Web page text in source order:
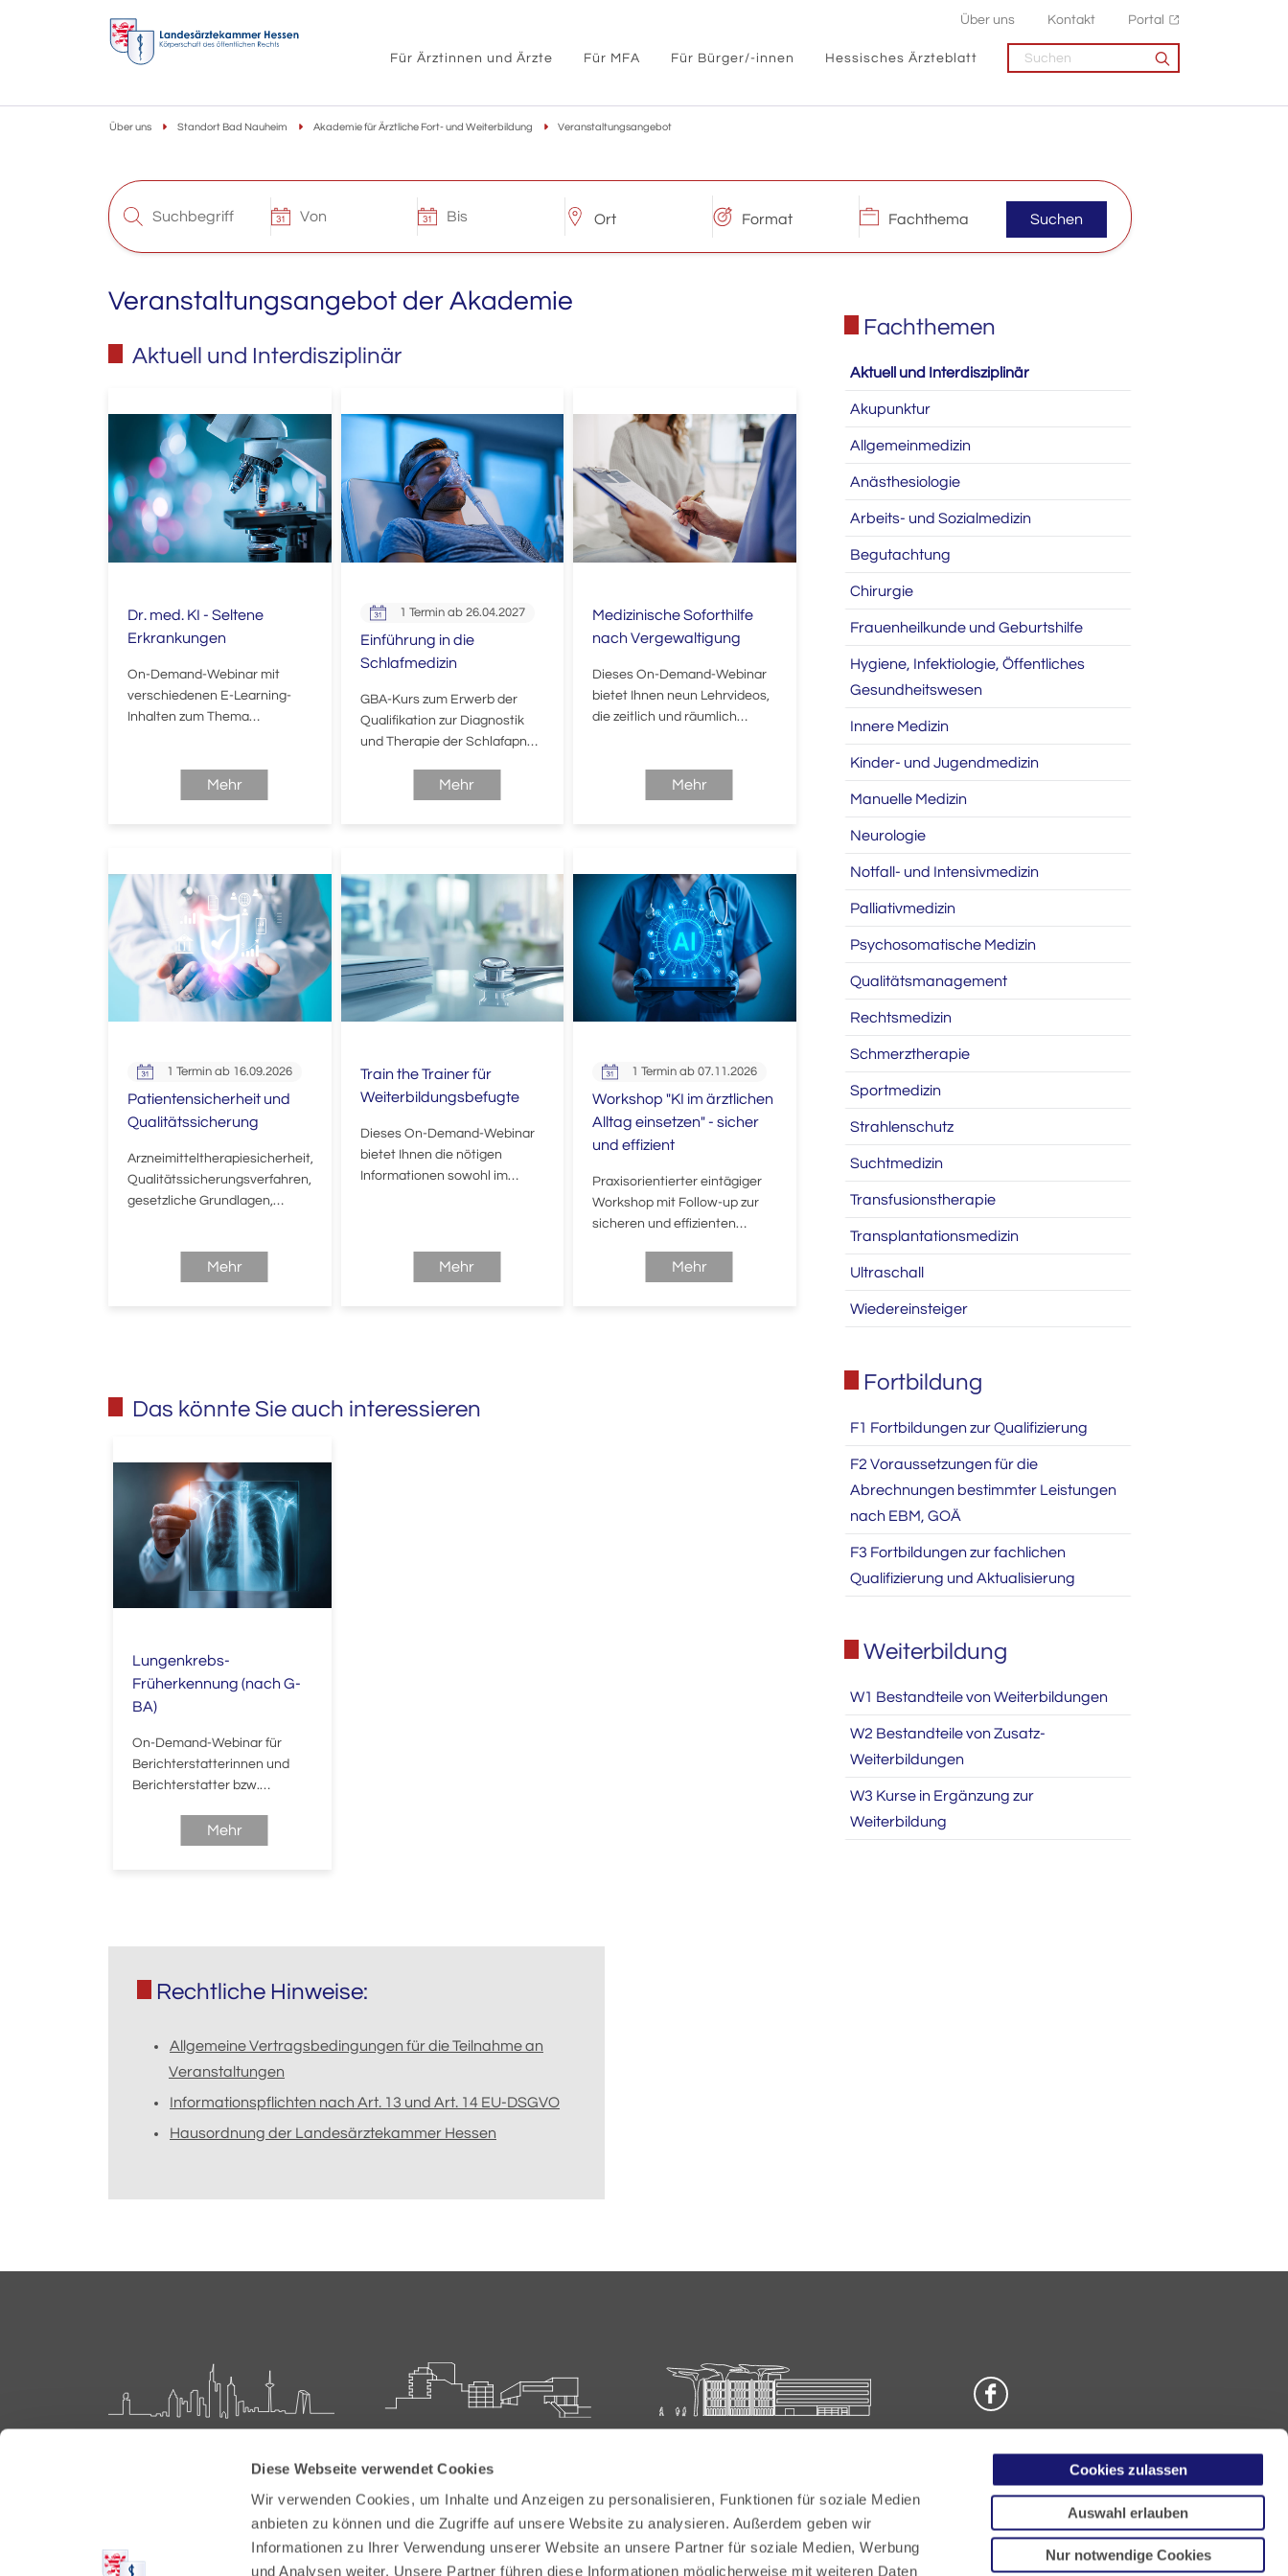
Diese Webseite verwendet Cookies
Wir verwenden Cookies, um Inhalte und Anzeigen zu personalisieren, Funktionen für soziale Medien
anbieten zu können und die Zugriffe auf unsere Website zu analysieren. Außerdem geben wir
Informationen zu Ihrer Verwendung unserer Website an unsere Partner für soziale Medien, Werbung
und Analysen weiter. Unsere Partner führen diese Informationen möglicherweise mit weiteren Daten
Cookies zulassen
Auswahl erlauben
Nur notwendige Cookies
Über uns Kontakt Portal
Für Ärztinnen und Ärzte Für MFA Für Bürger/-innen Hessisches Ärzteblatt
Über uns Standort Bad Nauheim Akademie für Ärztliche Fort- und Weiterbildung Veranstaltungsangebot
Suchen
Veranstaltungsangebot der Akademie
Aktuell und Interdisziplinär
Dr. med. KI - Seltene
Erkrankungen
On-Demand-Webinar mit
verschiedenen E-Learning-
Inhalten zum Thema
zeitlich und räumlich
unabhängig genutzt werden
Mehr
1 Termin ab 26.04.2027
Einführung in die
Schlafmedizin
GBA-Kurs zum Erwerb der
Qualifikation zur Diagnostik
und Therapie der Schlafapnoe
Mehr
Medizinische Soforthilfe
nach Vergewaltigung
Dieses On-Demand-Webinar
bietet Ihnen neun Lehrvideos,
die zeitlich und räumlich
Mehr
1 Termin ab 16.09.2026
Patientensicherheit und
Qualitätssicherung
Arzneimitteltherapiesicherheit,
Qualitätssicherungsverfahren,
gesetzliche Grundlagen,
eine kleine Auswahl aus den
Inhalten dieser
Mehr
Train the Trainer für
Weiterbildungsbefugte
Dieses On-Demand-Webinar
bietet Ihnen die nötigen
Informationen sowohl im
Mehr
1 Termin ab 07.11.2026
Workshop "KI im ärztlichen
Alltag einsetzen" - sicher
und effizient
Praxisorientierter eintägiger
Workshop mit Follow-up zur
sicheren und effizienten
klinischen Alltag. Der Fokus
Mehr
Das könnte Sie auch interessieren
Lungenkrebs-
Früherkennung (nach G-
BA)
On-Demand-Webinar für
Berichterstatterinnen und
Berichterstatter bzw.
Ärzte gem. § 43 Abs. 2 KFE-RL
Erstberatender
Mehr
Fachthemen
Aktuell und Interdisziplinär
Akupunktur
Allgemeinmedizin
Anästhesiologie
Arbeits- und Sozialmedizin
Begutachtung
Chirurgie
Frauenheilkunde und Geburtshilfe
Hygiene, Infektiologie, Öffentliches
Gesundheitswesen
Innere Medizin
Kinder- und Jugendmedizin
Manuelle Medizin
Neurologie
Notfall- und Intensivmedizin
Palliativmedizin
Psychosomatische Medizin
Qualitätsmanagement
Rechtsmedizin
Schmerztherapie
Sportmedizin
Strahlenschutz
Suchtmedizin
Transfusionstherapie
Transplantationsmedizin
Ultraschall
Wiedereinsteiger
Fortbildung
F1 Fortbildungen zur Qualifizierung
F2 Voraussetzungen für die
Abrechnungen bestimmter Leistungen
nach EBM, GOÄ
F3 Fortbildungen zur fachlichen
Qualifizierung und Aktualisierung
Weiterbildung
W1 Bestandteile von Weiterbildungen
W2 Bestandteile von Zusatz-
Weiterbildungen
W3 Kurse in Ergänzung zur
Weiterbildung
Rechtliche Hinweise:
Allgemeine Vertragsbedingungen für die Teilnahme an
Veranstaltungen
Informationspflichten nach Art. 13 und Art. 14 EU-DSGVO
Hausordnung der Landesärztekammer Hessen
Postfach 60 05 66
Carl-Oelemann-Weg 5
61231 Bad Nauheim
Carl-Oelemann-Weg 5
61231 Bad Nauheim